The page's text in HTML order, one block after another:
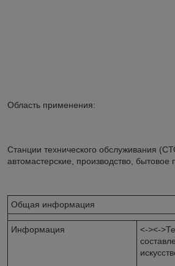
Область применения:
Станции технического обслуживания
автомастерские, производство, бытовое
Общая информация
Информация
<-><-